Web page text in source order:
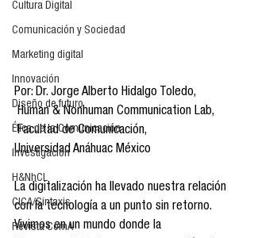
Cultura Digital
Comunicación y Sociedad
Marketing digital
Innovación
Diseño de futuro
Ética de la Comunicación
Investigación
H&NhCL
CICA/Sintaxis
Revista ComA
Por: Dr. Jorge Alberto Hidalgo Toledo,
Human & Nonhuman Communication Lab,
Facultad de Comunicación,
Universidad Anáhuac México
La digitalización ha llevado nuestra relación
con la tecnología a un punto sin retorno.
Vivimos en un mundo donde la